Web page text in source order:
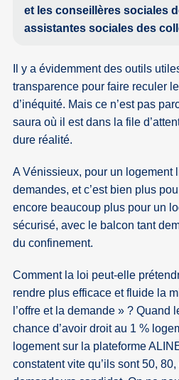
et les conseillères sociales
assistantes sociales des
Il y a évidemment des outils
transparence pour faire reculer
d’inéquité. Mais ce n’est pas
saura où il est dans la file
dure réalité.
A Vénissieux, pour un logement
demandes, et c’est bien plus
encore beaucoup plus pour un
sécurisé, avec le balcon tant
du confinement.
Comment la loi peut-elle
rendre plus efficace et fluide la
l’offre et la demande » ? Quand
chance d’avoir droit au 1 %
logement sur la plateforme
constatent vite qu’ils sont 50,